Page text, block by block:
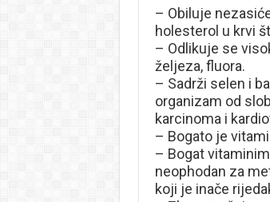
– Obiluje
holesterol u krvi
– Odlikuje se
željeza, fluora.
– Sadrži selen i
organizam od
karcinoma i
– Bogato je
– Bogat
neophodan za
koji je inače